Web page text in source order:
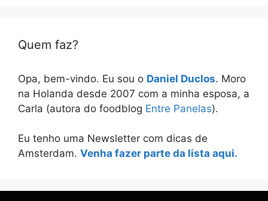
Quem faz?
Opa, bem-vindo. Eu sou o Daniel Duclos. Moro
na Holanda desde 2007 com a minha esposa, a
Carla (autora do foodblog Entre Panelas).
Eu tenho uma Newsletter com dicas de
Amsterdam. Venha fazer parte da lista aqui.